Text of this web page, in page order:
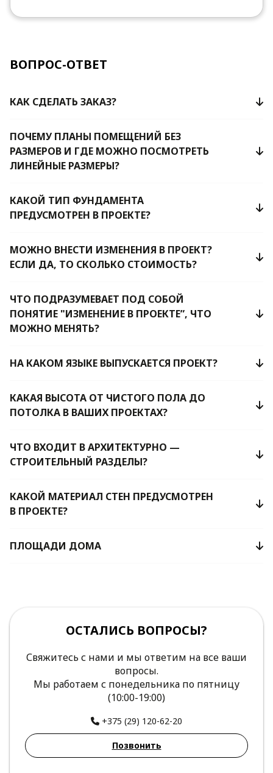
ВОПРОС-ОТВЕТ
КАК СДЕЛАТЬ ЗАКАЗ?
ПОЧЕМУ ПЛАНЫ ПОМЕЩЕНИЙ БЕЗ
РАЗМЕРОВ И ГДЕ МОЖНО ПОСМОТРЕТЬ
ЛИНЕЙНЫЕ РАЗМЕРЫ?
КАКОЙ ТИП ФУНДАМЕНТА
ПРЕДУСМОТРЕН В ПРОЕКТЕ?
МОЖНО ВНЕСТИ ИЗМЕНЕНИЯ В ПРОЕКТ?
ЕСЛИ ДА, ТО СКОЛЬКО СТОИМОСТЬ?
ЧТО ПОДРАЗУМЕВАЕТ ПОД СОБОЙ
ПОНЯТИЕ "ИЗМЕНЕНИЕ В ПРОЕКТЕ”, ЧТО
МОЖНО МЕНЯТЬ?
НА КАКОМ ЯЗЫКЕ ВЫПУСКАЕТСЯ ПРОЕКТ?
КАКАЯ ВЫСОТА ОТ ЧИСТОГО ПОЛА ДО
ПОТОЛКА В ВАШИХ ПРОЕКТАХ?
ЧТО ВХОДИТ В АРХИТЕКТУРНО —
СТРОИТЕЛЬНЫЙ РАЗДЕЛЫ?
КАКОЙ МАТЕРИАЛ СТЕН ПРЕДУСМОТРЕН
В ПРОЕКТЕ?
ПЛОЩАДИ ДОМА
ОСТАЛИСЬ ВОПРОСЫ?
Свяжитесь с нами и мы ответим на все ваши
вопросы.
Мы работаем с понедельника по пятницу
(10:00-19:00)
+375 (29) 120-62-20
Позвонить